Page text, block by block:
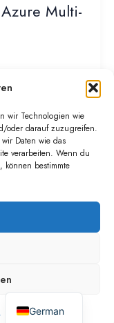
wir Technologien wie
oder darauf zuzugreifen.
Daten wie das
verarbeiten. Wenn du
bestimmte
Multi-
eines Kunden,
[…]
German